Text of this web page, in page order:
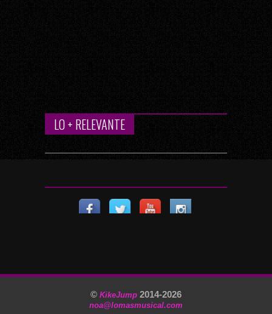
LO + RELEVANTE
© KikeJump 2014-2026
noa@lomasmusical.com